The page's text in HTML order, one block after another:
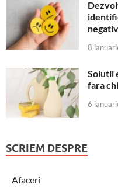
8
Solutii
fara
6
SCRIEM DESPRE
Afaceri